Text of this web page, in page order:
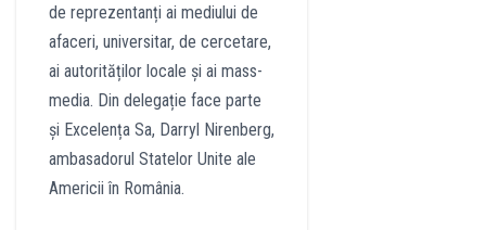
de reprezentanți ai mediului de
afaceri, universitar, de cercetare,
ai autorităților locale și ai mass-
media. Din delegație face parte
și Excelența Sa, Darryl Nirenberg,
ambasadorul Statelor Unite ale
Americii în România.